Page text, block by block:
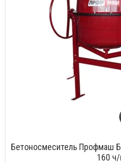
Бетоносмеситель Профмаш
160